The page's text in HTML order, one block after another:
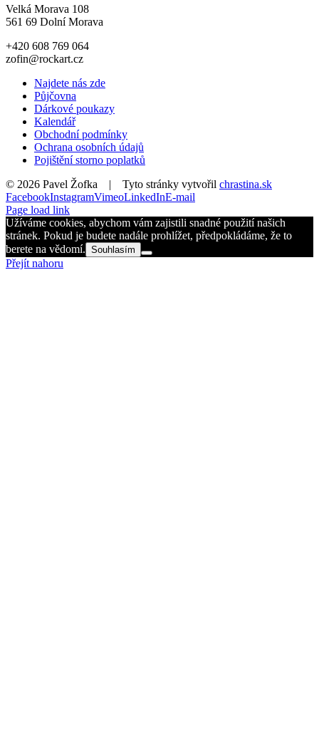
Velká Morava 108
561 69 Dolní Morava
+420 608 769 064
zofin@rockart.cz
Najdete nás zde
Půjčovna
Dárkové poukazy
Kalendář
Obchodní podmínky
Ochrana osobních údajů
Pojištění storno poplatků
© 2026 Pavel Žofka | Tyto stránky vytvořil chrastina.sk
FacebookInstagramVimeoLinkedInE-mail
Page load link
Užíváme cookies, abychom vám zajistili snadné použití našich
stránek. Pokud je budete nadále prohlížet, předpokládáme, že to
berete na vědomí. Souhlasím
Přejít nahoru